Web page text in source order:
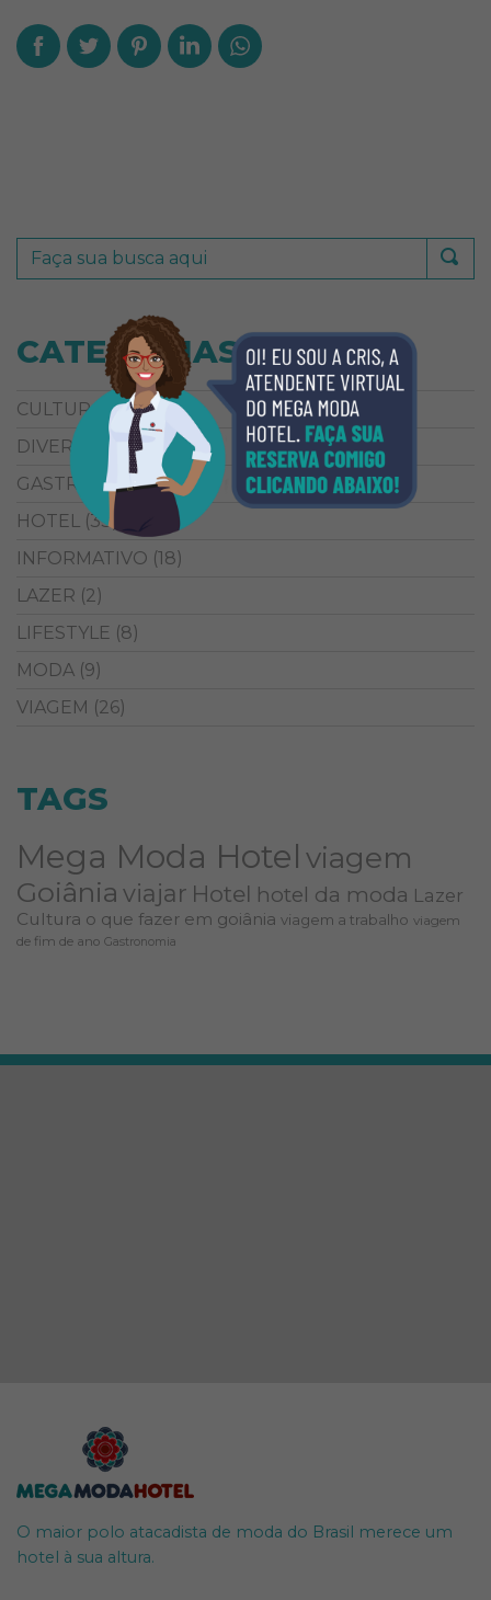
CATEGORIAS
CULTURA
(38)
DIVERSÃO
(5)
GASTRONOMIA(9)
HOTEL (33)
INFORMATIVO (18)
LAZER (2)
LIFESTYLE (8)
MODA (9)
VIAGEM (26)
TAGS
Mega Moda Hotel viagem
Goiânia viajar Hotel hotel da moda Lazer
Cultura o que fazer em goiânia viagem a trabalho viagem
de fim de ano Gastronomia
O maior polo atacadista de moda do Brasil merece um
hotel à sua altura.